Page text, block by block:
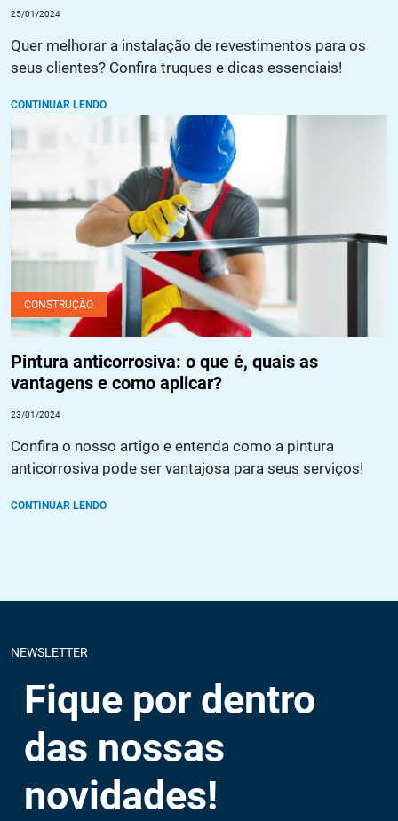
25/01/2024
Quer melhorar a instalação de revestimentos para os
seus clientes? Confira truques e dicas essenciais!
CONTINUAR LENDO
Pintura anticorrosiva: o que é, quais as vantagens e como
aplicar?
CONSTRUÇÃO
Pintura anticorrosiva: o que é, quais as
vantagens e como aplicar?
23/01/2024
Confira o nosso artigo e entenda como a pintura
anticorrosiva pode ser vantajosa para seus serviços!
CONTINUAR LENDO
NEWSLETTER
Fique por dentro
das nossas
novidades!